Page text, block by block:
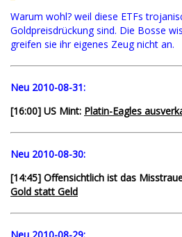
Warum wohl? weil diese ETFs
Goldpreisdrückung sind. Die Bosse
greifen sie ihr eigenes Zeug nicht an.
Neu 2010-08-31:
[16:00] US Mint: Platin-Eagles
Neu 2010-08-30:
[14:45] Offensichtlich ist das
Gold statt Geld